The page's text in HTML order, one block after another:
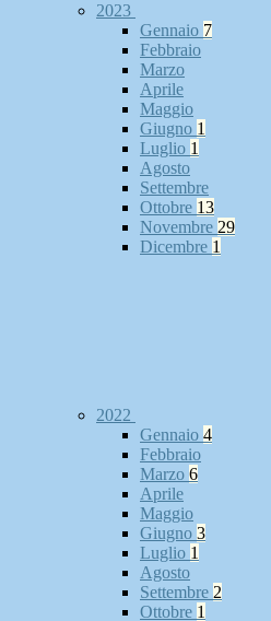
2023
Gennaio 7
Febbraio
Marzo
Aprile
Maggio
Giugno 1
Luglio 1
Agosto
Settembre
Ottobre 13
Novembre 29
Dicembre 1
2022
Gennaio 4
Febbraio
Marzo 6
Aprile
Maggio
Giugno 3
Luglio 1
Agosto
Settembre 2
Ottobre 1